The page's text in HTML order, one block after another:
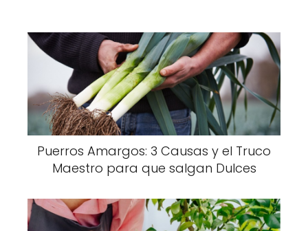
Puerros Amargos: 3 Causas y el Truco
Maestro para que salgan Dulces